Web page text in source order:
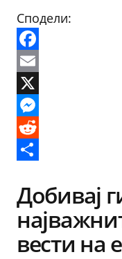
Сподели:
Facebook
Email
X
Messenger
Reddit
Добивај
вести на